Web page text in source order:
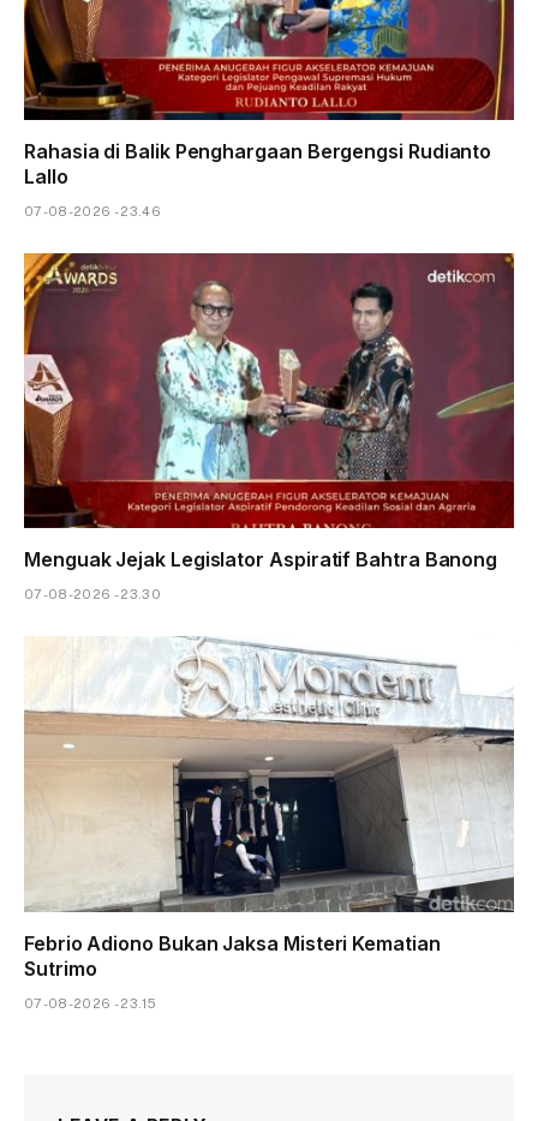
Rahasia di Balik Penghargaan Bergengsi Rudianto
Lallo
07-08-2026 - 23.46
Menguak Jejak Legislator Aspiratif Bahtra Banong
07-08-2026 - 23.30
Febrio Adiono Bukan Jaksa Misteri Kematian
Sutrimo
07-08-2026 - 23.15